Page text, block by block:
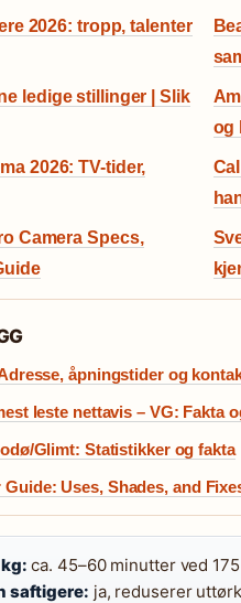
2026: tropp, talenter
ledige stillinger | Slik
og
2026: TV-tider,
Camera Specs,
åpningstider og
leste nettavis – VG: Fakta
Glimt: Statistikker og fakta
Uses, Shades, and
ca. 45–60 minutter ved 175
saftigere: ja, reduserer